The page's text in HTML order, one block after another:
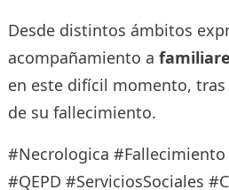
Desde distintos ámbitos
acompañamiento a
en este difícil momento,
de su fallecimiento.
#Necrologica
#QEPD #ServiciosSociales